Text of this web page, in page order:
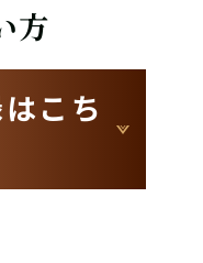
方
こち